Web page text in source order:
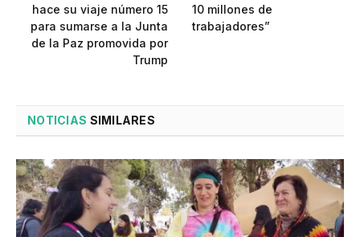
hace su viaje número 15
para sumarse a la Junta
de la Paz promovida por
Trump
10 millones de
trabajadores”
NOTICIAS SIMILARES